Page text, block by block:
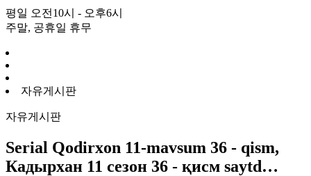
평일 오전10시 - 오후6시
주말, 공휴일 휴무
자유게시판
자유게시판
Serial Qodirxon 11-mavsum 36 - qism,
Кадырхан 11 сезон 36 - қисм saytd…